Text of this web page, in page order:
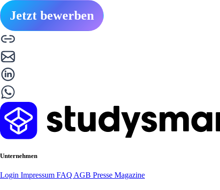
Jetzt bewerben
Unternehmen
Login Impressum FAQ AGB Presse Magazine